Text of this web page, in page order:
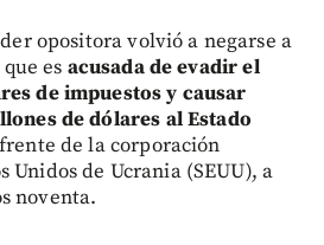
opositora volvió a negarse a
es acusada de evadir el
de impuestos y causar
de dólares al Estado
de la corporación
Unidos de Ucrania (SEUU), a
noventa.